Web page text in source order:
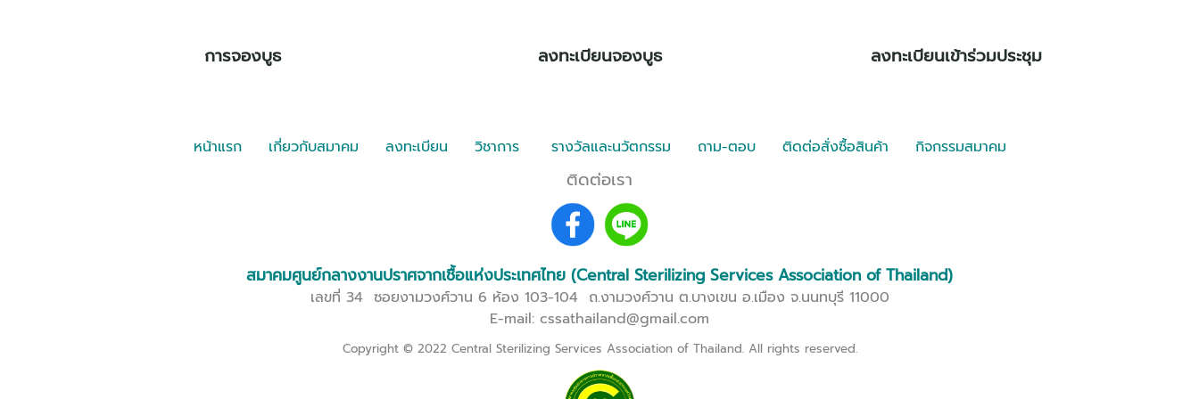
การจองบูธ ลงทะเบียนจองบูธ ลงทะเบียนเข้าร่วมประชุม
หน้าแรก เกี่ยวกับสมาคม ลงทะเบียน วิชาการ รางวัลและนวัตกรรม ถาม-ตอบ ติดต่อสั่งซื้อสินค้า กิจกรรมสมาคม
ติดต่อเรา
สมาคมศูนย์กลางงานปราศจากเชื้อแห่งประเทศไทย (Central Sterilizing Services Association of Thailand)
เลขที่ 34 ซอยงามวงศ์วาน 6 ห้อง 103-104 ถ.งามวงศ์วาน ต.บางเขน อ.เมือง จ.นนทบุรี 11000
E-mail: cssathailand@gmail.com
Copyright © 2022 Central Sterilizing Services Association of Thailand. All rights reserved.